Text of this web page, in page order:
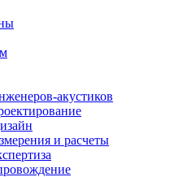
акустиков
и расчеты